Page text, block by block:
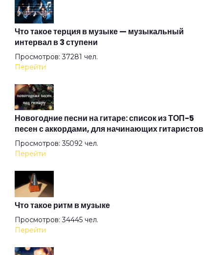
Добрые дела
Дождь
Дочь смотрителя маяка
Дядя Вася 2
Дядя Федя
За окном металась вьюга
Что такое терция в музыке — музыкальный
интервал в 3 ступени
Просмотров: 37281 чел.
Перейти
Новогодние песни на гитаре: список из ТОП-5
песен с аккордами, для начинающих гитаристов
Просмотров: 35092 чел.
Перейти
Что такое ритм в музыке
Просмотров: 34445 чел.
Перейти